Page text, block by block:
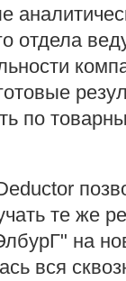
отдела
по
те же
на
вся